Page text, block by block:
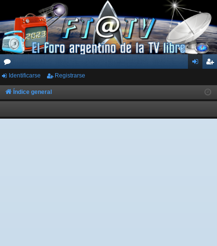
or
os
ar
ist
rs
Identificarse Registrarse
Índice general